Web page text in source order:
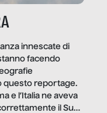
innescate di
facendo
questo reportage.
e l’Italia ne aveva
il Sud